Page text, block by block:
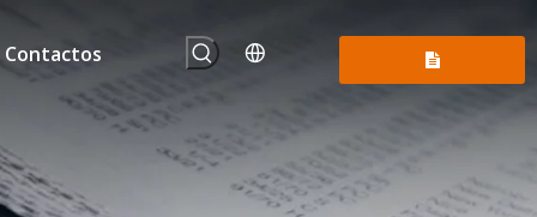
Contactos
Consúltenos